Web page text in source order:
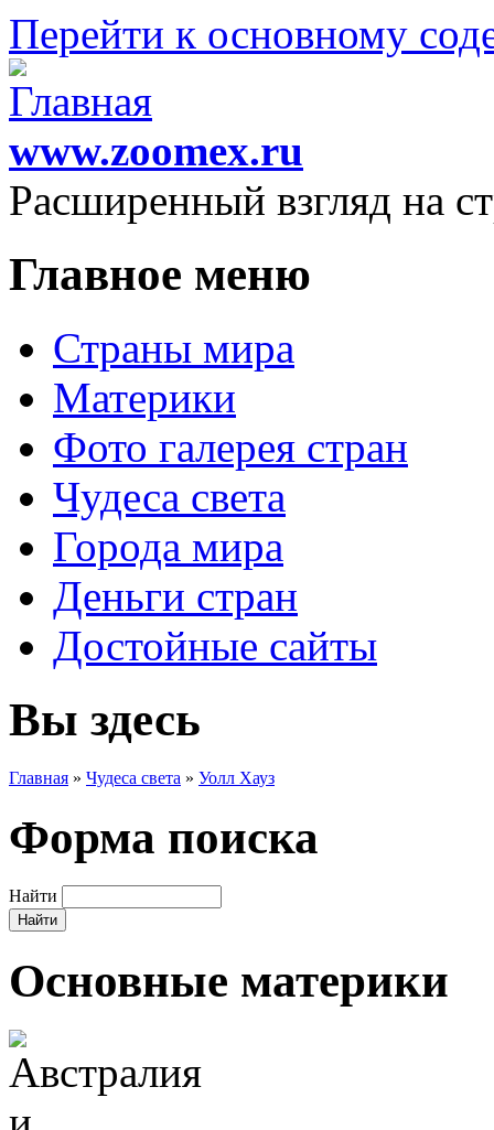
Перейти к основному
www.zoomex.ru
Расширенный взгляд на
Главное меню
Страны мира
Материки
Фото галерея стран
Чудеса света
Города мира
Деньги стран
Достойные сайты
Вы здесь
Главная » Чудеса света » Уолл Хауз
Форма поиска
Найти
Основные материки